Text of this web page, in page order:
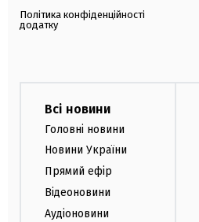
Політика конфіденційності
додатку
Всі новини
Головні новини
Новини України
Прямий ефір
Відеоновини
Аудіоновини